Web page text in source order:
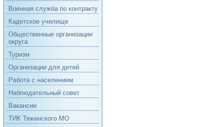
Военная служба по контракту
Кадетское училище
Общественные организации
округа
Туризм
Организации для детей
Работа с населением
Наблюдательный совет
Вакансии
ТИК Тяжинского МО